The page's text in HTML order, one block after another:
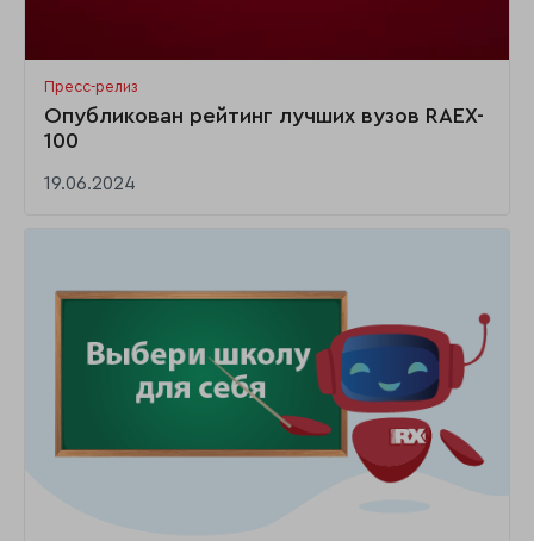
Пресс-релиз
Опубликован рейтинг лучших вузов RAEX-
100
19.06.2024